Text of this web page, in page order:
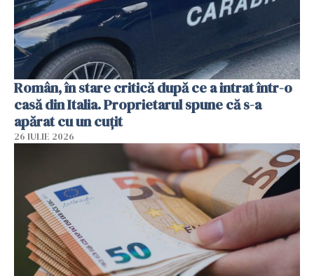
Român, în stare critică după ce a intrat într-o
casă din Italia. Proprietarul spune că s-a
apărat cu un cuțit
26 IULIE 2026